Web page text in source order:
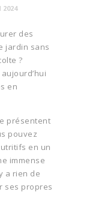
2024
des
jardin sans
?
en
présentent
pouvez
en un
immense
a rien de
ses propres